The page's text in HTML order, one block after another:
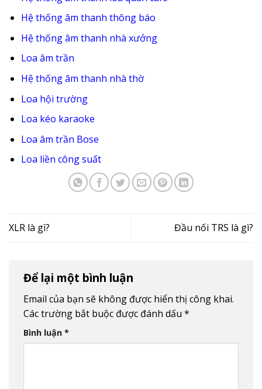
Hệ thống âm thanh thông báo
Hệ thống âm thanh nhà xưởng
Loa âm trần
Hệ thống âm thanh nhà thờ
Loa hội trường
Loa kéo karaoke
Loa âm trần Bose
Loa liền công suất
XLR là gì? Đầu nối TRS là gì?
Để lại một bình luận
Email của bạn sẽ không được hiển thị công khai.
Các trường bắt buộc được đánh dấu *
Bình luận *